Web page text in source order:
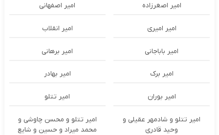
امیر اصغرزاده امیر اصفهانی
امیر امیری امیر انقلاب
امیر باباجانی امیر برهانی
امیر برک امیر بهادر
امیر بوران امیر تتلو
امیر تتلو و شادمهر عقیلی و
وحید قادری
امیر تتلو و محسن چاوشی و
محمد میراد و حسین و شایع